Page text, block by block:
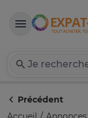
Précédent